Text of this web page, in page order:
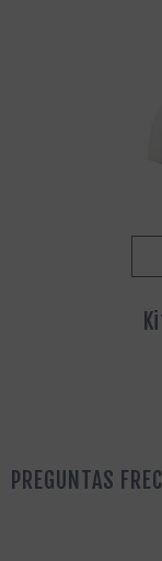
PREGUNTAS